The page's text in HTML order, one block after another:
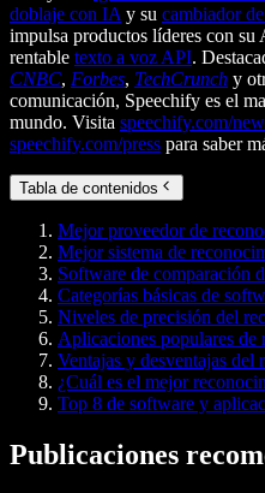
doblaje con IA y su cambiador
impulsa productos líderes con
rentable texto a voz API.
CNBC, Forbes, TechCrunch y
comunicación, Speechify es el
mundo. Visita speechify.com/
speechify.com/press para saber
Tabla de contenidos
Mejor proveedor de
Mejor sistema de
Software de comparación
Categorías básicas de
Niveles de precisión del
Aplicaciones populares de
Ventajas y desventajas del
¿Cuál es el mejor
Top 8 de software y
Publicaciones